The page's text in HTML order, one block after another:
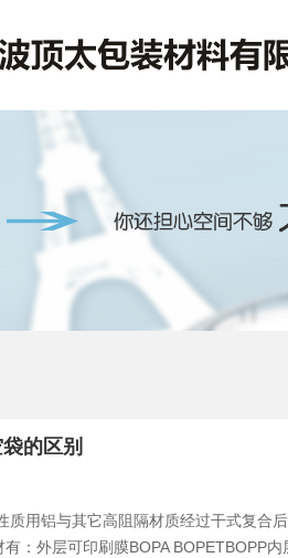
的区别
铝与其它高阻隔材质经过干式复合后
外层可印刷膜BOPA BOPETBOPP内